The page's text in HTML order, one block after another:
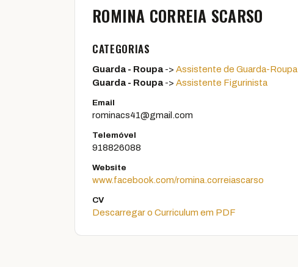
ROMINA CORREIA SCARSO
CATEGORIAS
Guarda - Roupa -> Assistente de Guarda-Roupa
Guarda - Roupa -> Assistente Figurinista
Email
rominacs41@gmail.com
Telemóvel
918826088
Website
www.facebook.com/romina.correiascarso
CV
Descarregar o Curriculum em PDF